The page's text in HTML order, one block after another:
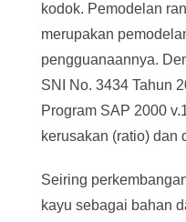
kodok. Pemodelan
merupakan
pengguanaannya.
SNI No. 3434 Tahun
Program SAP 2000
kerusakan (ratio) dan
Seiring
kayu sebagai bahan